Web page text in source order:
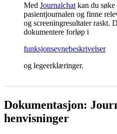
Med Journalchat kan du
pasientjournalen og finne
og screeningresultater raskt.
dokumentere forløp i
funksjonsevnebeskrivelser
og legeerklæringer.
Dokumentasjon:
henvisninger